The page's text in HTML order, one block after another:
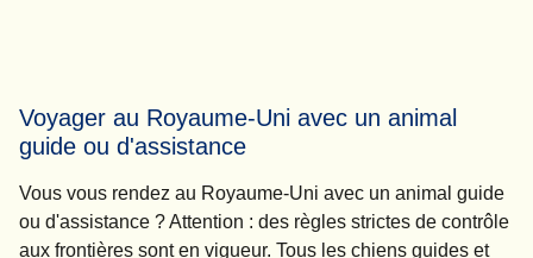
Voyager au Royaume-Uni avec un animal
guide ou d'assistance
Vous vous rendez au Royaume-Uni avec un animal guide
ou d'assistance ? Attention : des règles strictes de contrôle
aux frontières sont en vigueur. Tous les chiens guides et